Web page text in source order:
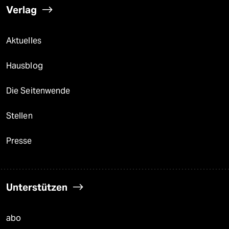
Verlag
Aktuelles
Hausblog
Die Seitenwende
Stellen
Presse
Unterstützen
abo